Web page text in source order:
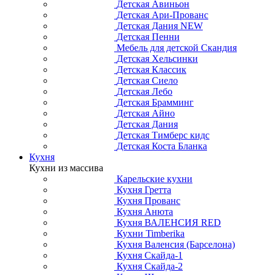
Детская Авиньон
Детская Ари-Прованс
Детская Дания NEW
Детская Пенни
Мебель для детской Скандия
Детская Хельсинки
Детская Классик
Детская Сиело
Детская Лебо
Детская Брамминг
Детская Айно
Детская Дания
Детская Тимберс кидс
Детская Коста Бланка
Кухня
Кухни из массива
Карельские кухни
Кухня Гретта
Кухня Прованс
Кухня Анюта
Кухня ВАЛЕНСИЯ RED
Кухни Timberika
Кухня Валенсия (Барселона)
Кухня Скайда-1
Кухня Скайда-2